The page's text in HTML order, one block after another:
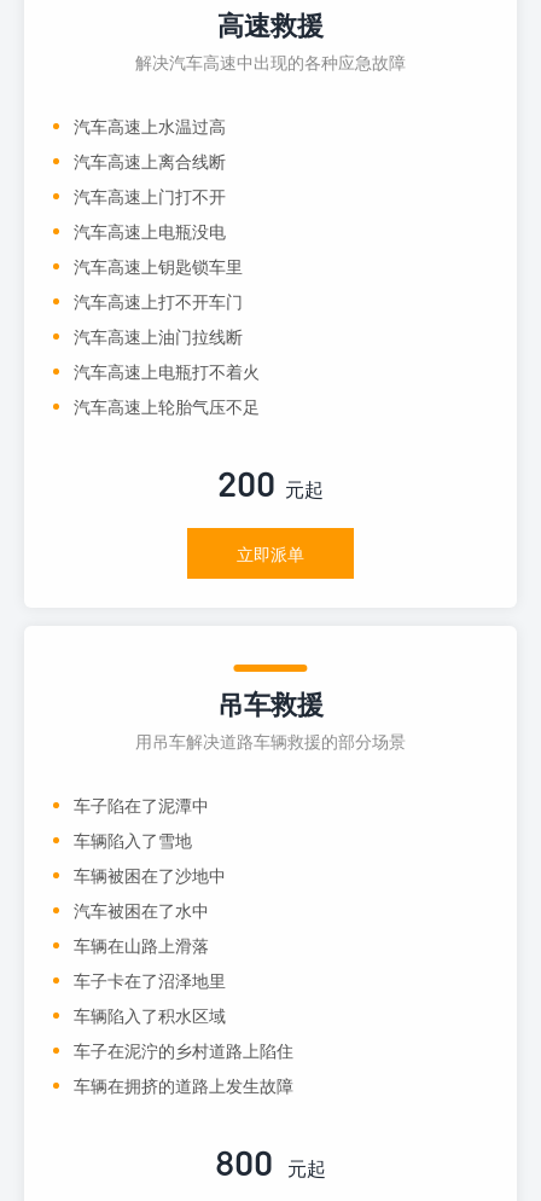
高速救援
解决汽车高速中出现的各种应急故障
汽车高速上水温过高
汽车高速上离合线断
汽车高速上门打不开
汽车高速上电瓶没电
汽车高速上钥匙锁车里
汽车高速上打不开车门
汽车高速上油门拉线断
汽车高速上电瓶打不着火
汽车高速上轮胎气压不足
200 元起
立即派单
吊车救援
用吊车解决道路车辆救援的部分场景
车子陷在了泥潭中
车辆陷入了雪地
车辆被困在了沙地中
汽车被困在了水中
车辆在山路上滑落
车子卡在了沼泽地里
车辆陷入了积水区域
车子在泥泞的乡村道路上陷住
车辆在拥挤的道路上发生故障
800 元起